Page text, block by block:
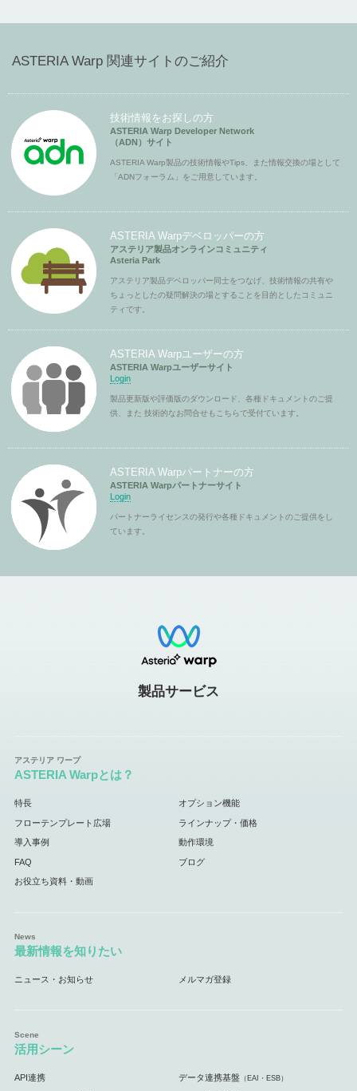
ASTERIA Warp 関連サイトのご紹介
技術情報をお探しの方
ASTERIA Warp Developer Network
（ADN）サイト
ASTERIA Warp製品の技術情報やTips、また情報交換の場として
「ADNフォーラム」をご用意しています。
ASTERIA Warpデベロッパーの方
アステリア製品オンラインコミュニティ
Asteria Park
アステリア製品デベロッパー同士をつなげ、技術情報の共有や
ちょっとしたの疑問解決の場とすることを目的としたコミュニ
ティです。
ASTERIA Warpユーザーの方
ASTERIA Warpユーザーサイト
Login
製品更新版や評価版のダウンロード、各種ドキュメントのご提
供、また 技術的なお問合せもこちらで受付ています。
ASTERIA Warpパートナーの方
ASTERIA Warpパートナーサイト
Login
パートナーライセンスの発行や各種ドキュメントのご提供をし
ています。
製品サービス
ASTERIA Warpとは？
特長 オプション機能
フローテンプレート広場 ラインナップ・価格
導入事例 動作環境
FAQ ブログ
お役立ち資料・動画
最新情報を知りたい
ニュース・お知らせ メルマガ登録
活用シーン
API連携 データ連携基盤 （EAI・ESB）